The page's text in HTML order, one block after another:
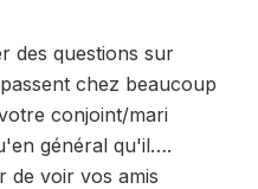
des questions sur
chez beaucoup
conjoint/mari
général qu'il….
de voir vos amis